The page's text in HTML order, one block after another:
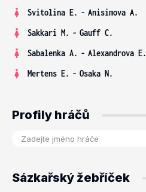
Svitolina E. - Anisimova A.
Sakkari M. - Gauff C.
Sabalenka A. - Alexandrova E.
Mertens E. - Osaka N.
Profily hráčů
Sázkařský žebříček